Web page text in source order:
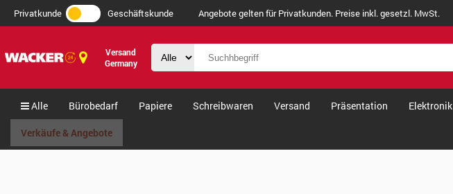
Privatkunde Geschäftskunde Angebote gelten für Privatkunden. Preise inkl. gesetzl. MwSt.
Versand
Germany
Alle Bürobedarf Papiere Schreibwaren Versand Präsentation Elektronik
Verkäufe & Angebote